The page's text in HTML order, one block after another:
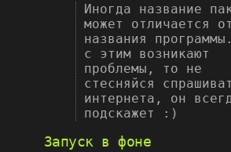
Иногда название
может отличается от
названия
с этим возникают
проблемы, то не
стесняйся
интернета, он
подскажет :)
Запуск в фоне